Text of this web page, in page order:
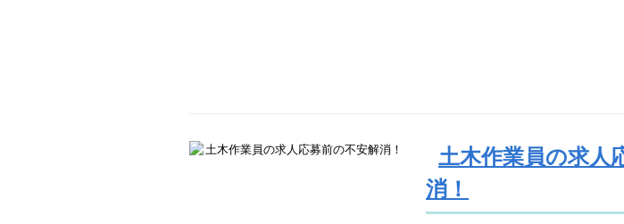
土木作業員の求人
消！